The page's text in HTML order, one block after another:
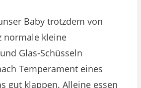
Baby trotzdem von
normale kleine
Glas-Schüsseln
Temperament eines
gut klappen. Alleine essen